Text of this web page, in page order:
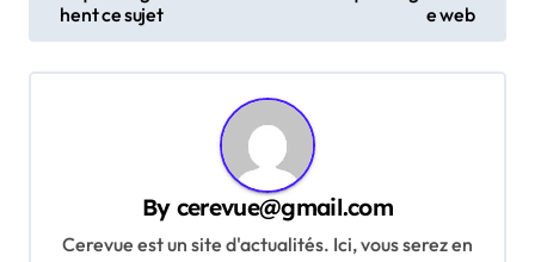
hent ce sujet
e web
By cerevue@gmail.com
Cerevue est un site d'actualités. Ici, vous serez en